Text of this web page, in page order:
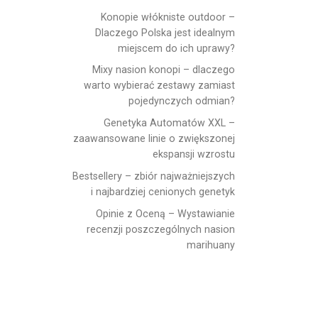
Konopie włókniste outdoor –
Dlaczego Polska jest idealnym
miejscem do ich uprawy?
Mixy nasion konopi – dlaczego
warto wybierać zestawy zamiast
pojedynczych odmian?
Genetyka Automatów XXL –
zaawansowane linie o zwiększonej
ekspansji wzrostu
Bestsellery – zbiór najważniejszych
i najbardziej cenionych genetyk
Opinie z Oceną – Wystawianie
recenzji poszczególnych nasion
marihuany